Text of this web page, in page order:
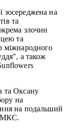
зосереджена на
та
злочин
та
міжнародного
а також
та Оксану
на
на подальший
МКС.